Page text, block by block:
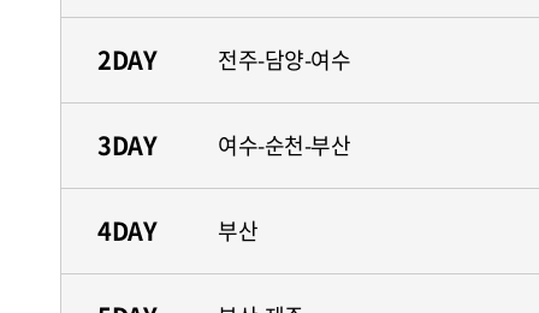
2DAY 전주-담양-여수
3DAY 여수-순천-부산
4DAY 부산